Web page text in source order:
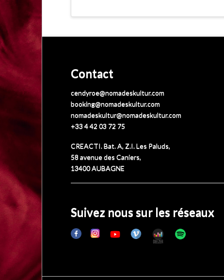
Contact
cendyroe@nomadeskultur.com
booking@nomadeskultur.com
nomadeskultur@nomadeskultur.com
+33 4 42 03 72 75
CREACTI. Bat. A, Z.I. Les Paluds,
58 avenue des Caniers,
13400 AUBAGNE
Suivez nous sur les réseaux